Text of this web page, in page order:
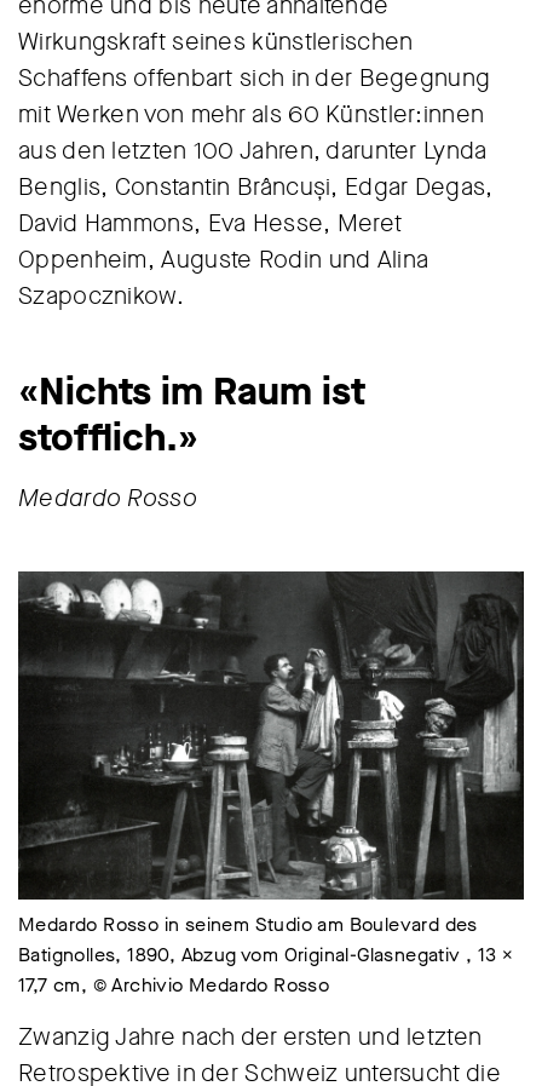
Wirkungskraft seines künstlerischen
Schaffens offenbart sich in der Begegnung
mit Werken von mehr als 60 Künstler:innen
aus den letzten 100 Jahren, darunter Lynda
Benglis, Constantin Brâncuși, Edgar Degas,
David Hammons, Eva Hesse, Meret
Oppenheim, Auguste Rodin und Alina
Szapocznikow.
«Nichts im Raum ist
stofflich.»
Medardo Rosso
Medardo Rosso in seinem Studio am Boulevard des
Batignolles, 1890, Abzug vom Original-Glasnegativ , 13 ×
17,7 cm, © Archivio Medardo Rosso
Zwanzig Jahre nach der ersten und letzten
Retrospektive in der Schweiz untersucht die